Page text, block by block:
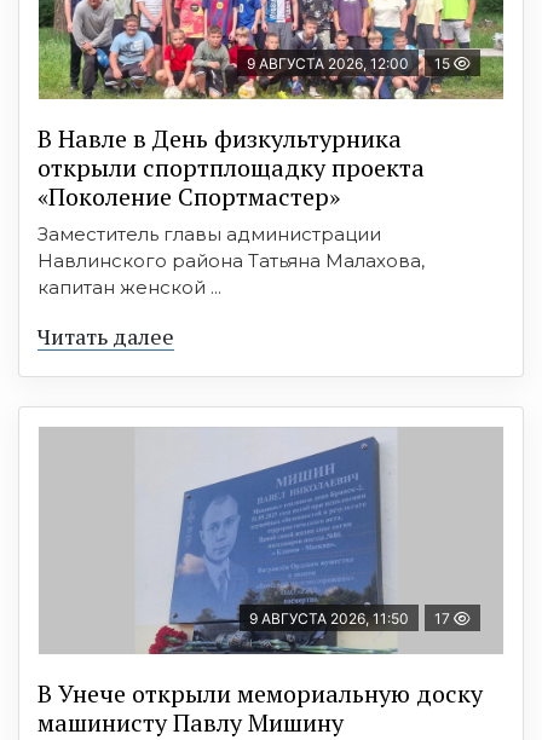
9 АВГУСТА 2026, 12:00 15
В Навле в День физкультурника
открыли спортплощадку проекта
«Поколение Спортмастер»
Заместитель главы администрации
Навлинского района Татьяна Малахова,
капитан женской ...
Читать далее
9 АВГУСТА 2026, 11:50 17
В Унече открыли мемориальную доску
машинисту Павлу Мишину